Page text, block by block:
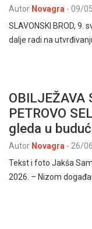
Autor Novagra - 09/
SLAVONSKI BROD, 9.
dalje radi na
OBILJEŽAVA
PETROVO
gleda u
Autor Novagra - 26/
Tekst i foto Jakša
2026. – Nizom